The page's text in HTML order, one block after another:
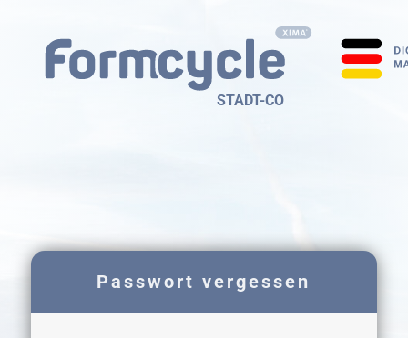
STADT-CO
Passwort vergessen